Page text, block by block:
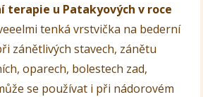
terapie u Patakyových v roce
tenká vrstvička na bederní
zánětlivých stavech, zánětu
oparech, bolestech zad,
se používat i při nádorovém